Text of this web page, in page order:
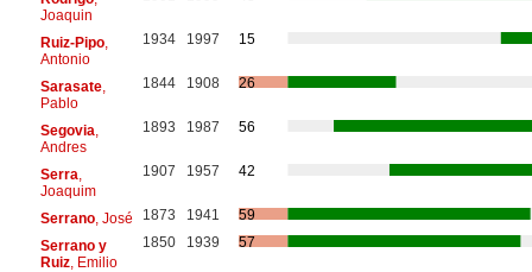
Joaquin
Ruiz-Pipo,
Antonio
1934 1997 15
Sarasate,
Pablo
1844 1908 26
Segovia
Andres
1893 1987 56
Serra
Joaquim
1907 1957 42
Serrano, José 1873 1941
59
Serrano y
Ruiz, Emilio
1850 1939 57